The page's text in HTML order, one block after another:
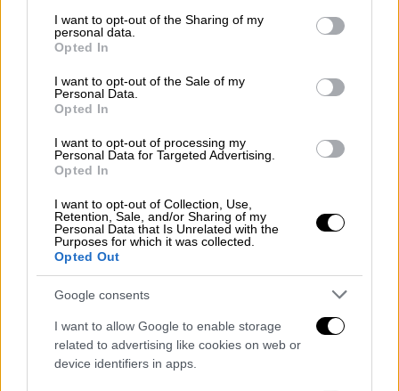
not limited to your visit or usage behaviour. You may click to
grant or deny consent to Google and its third-party tags to
use your data for below specified purposes in below Google
consent section.
I want to opt-out of the Sharing of my
personal data.
Opted In
I want to opt-out of the Sale of my
Personal Data.
Opted In
I want to opt-out of processing my
Personal Data for Targeted Advertising.
Opted In
I want to opt-out of Collection, Use,
Retention, Sale, and/or Sharing of my
Personal Data that Is Unrelated with the
Purposes for which it was collected.
Opted Out
Google consents
I want to allow Google to enable storage
related to advertising like cookies on web or
device identifiers in apps.
εκδηλώσεις, κυρίως σε μια δεξίωση στην
πρεσβεία τηςΡωσίας
North Korean leader Kim Jong Un
brought his teenage daughter to
Beijing this week in her first public
outing overseas, fueling further
speculation that she may be his
dynastic rule over the nuclear-armed
statehttps://t.co/CUYt0TzMXx
— Reuters (@Reuters)September 3,
2025
«Το τελευταίο στάδιο προς τη
διαδοχή»